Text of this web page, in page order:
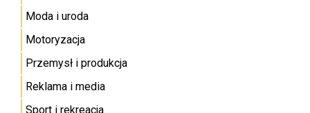
Moda i uroda
Motoryzacja
Przemysł i produkcja
Reklama i media
Sport i rekreacja